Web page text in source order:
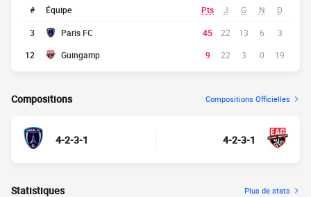
# Équipe Pts J G N D
3 Paris FC 45 22 13 6
3
12
Guingamp 9 22 3 0 19
Compositions Compositions Officielles
4-2-3-1 4-2-3-1
Statistiques Plus de stats